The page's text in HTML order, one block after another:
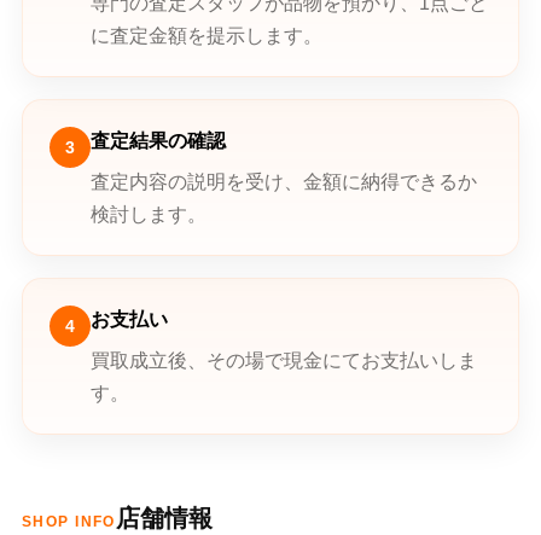
に査定金額を提示します。
3
査定結果の確認
査定内容の説明を受け、金額に納得できるか
検討します。
4
お支払い
買取成立後、その場で現金にてお支払いしま
す。
SHOP INFO 店舗情報